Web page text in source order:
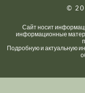
©
Сайт носит
информационные
Подробную и актуальную